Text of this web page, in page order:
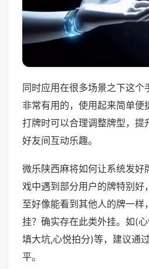
同时应用在很多场景之下这个
非常有用的，使用起来简单便
打牌时可以合理调整牌型，提
好友间互动乐趣。
微乐陕西麻将如何让系统发好
戏中遇到部分用户的牌特别好
至好像能看到其他人的牌一样
挂？确实存在此类外挂。如(
填大坑,心悦拍分)等，建议通
平。